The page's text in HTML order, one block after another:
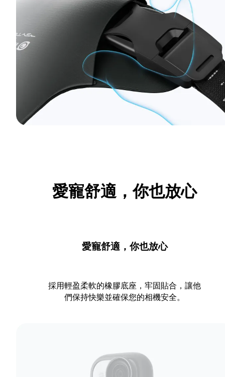
愛寵舒適，你也放心
愛寵舒適，你也放心
採用輕盈柔軟的橡膠底座，牢固貼合，讓他
們保持快樂並確保您的相機安全。